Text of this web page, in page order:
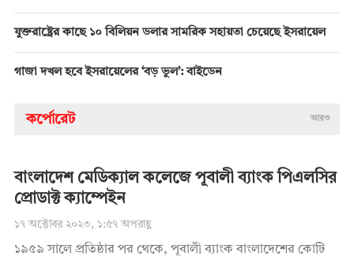
যুক্তরাষ্ট্রের কাছে ১০ বিলিয়ন ডলার সামরিক সহায়তা চেয়েছে ইসরায়েল
গাজা দখল হবে ইসরায়েলের ‘বড় ভুল’: বাইডেন
কর্পোরেট আরও
বাংলাদেশ মেডিক্যাল কলেজে পূবালী ব্যাংক পিএলসির
প্রোডাক্ট ক্যাম্পেইন
১৭ অক্টোবর ২০২৩, ১:৫৭ অপরাহ্ণ
১৯৫৯ সালে প্রতিষ্ঠার পর থেকে, পূবালী ব্যাংক বাংলাদেশের কোটি